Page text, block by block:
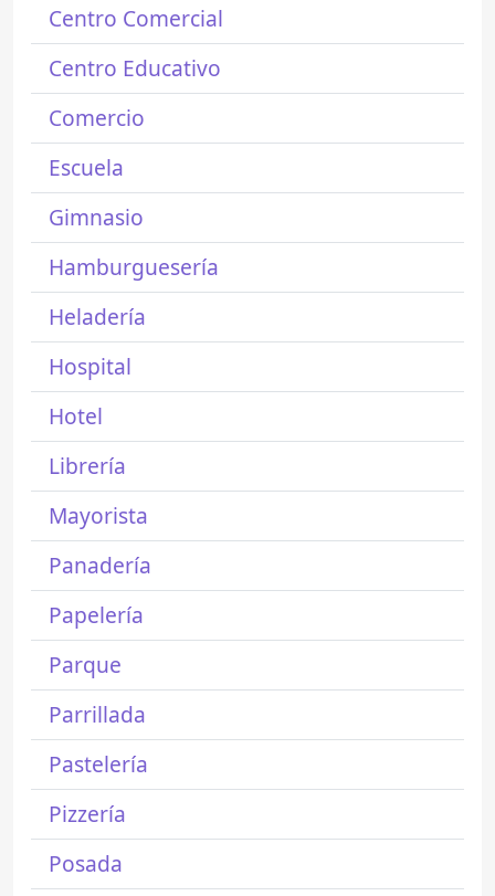
Centro Comercial
Centro Educativo
Comercio
Escuela
Gimnasio
Hamburguesería
Heladería
Hospital
Hotel
Librería
Mayorista
Panadería
Papelería
Parque
Parrillada
Pastelería
Pizzería
Posada